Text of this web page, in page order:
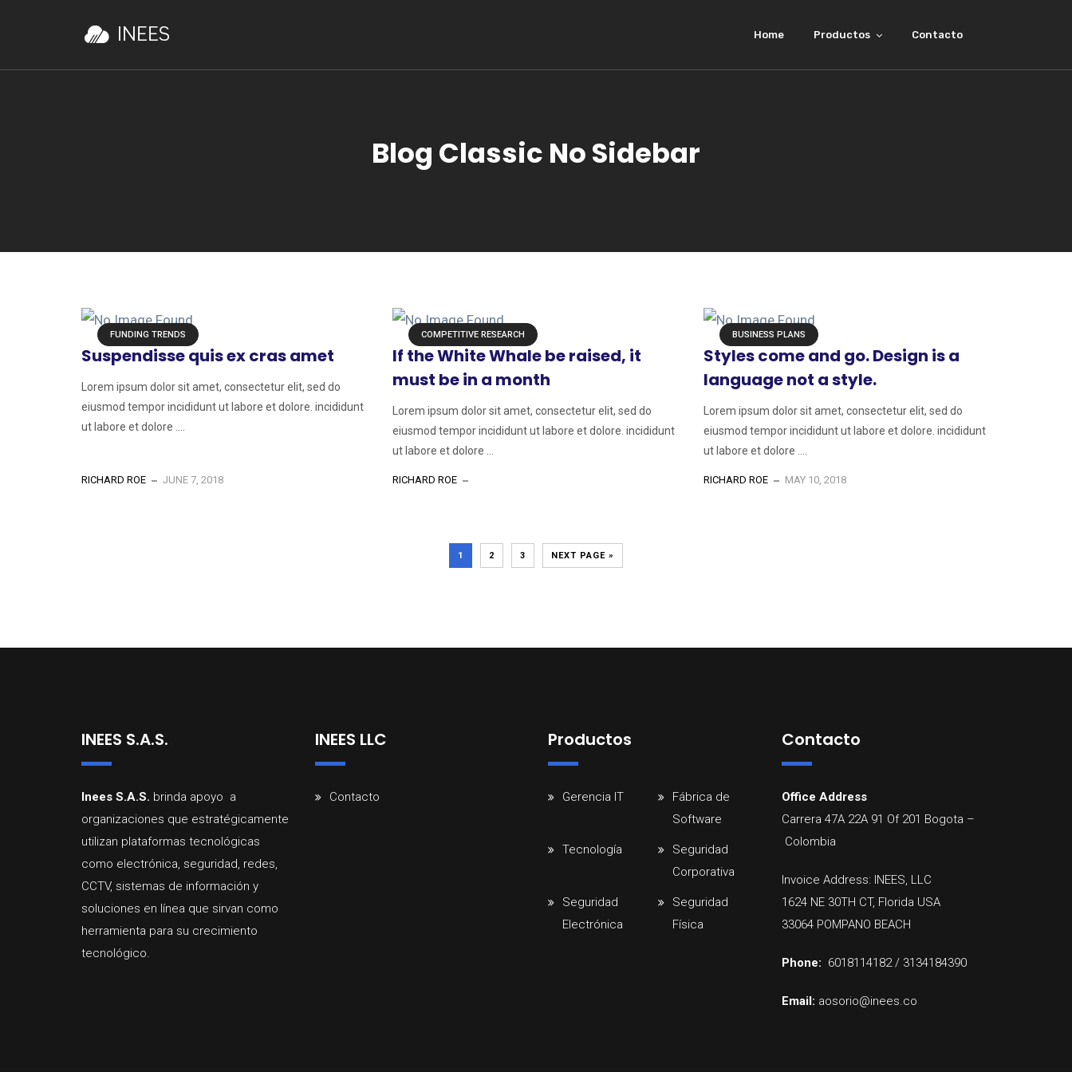
Home Productos Contacto
Blog Classic No Sidebar
FUNDING TRENDS
Suspendisse quis ex cras amet
Lorem ipsum dolor sit amet, consectetur elit, sed do
eiusmod tempor incididunt ut labore et dolore. incididunt
ut labore et dolore ....
RICHARD ROE JUNE 7, 2018
COMPETITIVE RESEARCH
If the White Whale be raised, it
must be in a month
Lorem ipsum dolor sit amet, consectetur elit, sed do
eiusmod tempor incididunt ut labore et dolore. incididunt
ut labore et dolore ...
RICHARD ROE
BUSINESS PLANS
Styles come and go. Design is a
language not a style.
Lorem ipsum dolor sit amet, consectetur elit, sed do
eiusmod tempor incididunt ut labore et dolore. incididunt
ut labore et dolore ....
RICHARD ROE MAY 10, 2018
1 2 3 NEXT PAGE »
INEES S.A.S.
Inees S.A.S. brinda apoyo a
organizaciones que estratégicamente
utilizan plataformas tecnológicas
como electrónica, seguridad, redes,
CCTV, sistemas de información y
soluciones en línea que sirvan como
herramienta para su crecimiento
tecnológico.
INEES LLC
Contacto
Productos
Gerencia IT
Fábrica de
Software
Tecnología
Seguridad
Corporativa
Seguridad
Electrónica
Seguridad
Física
Contacto
Office Address
Carrera 47A 22A 91 Of 201 Bogota –
Colombia
Invoice Address: INEES, LLC
1624 NE 30TH CT, Florida USA
33064 POMPANO BEACH
Phone: 6018114182 / 3134184390
Email: aosorio@inees.co